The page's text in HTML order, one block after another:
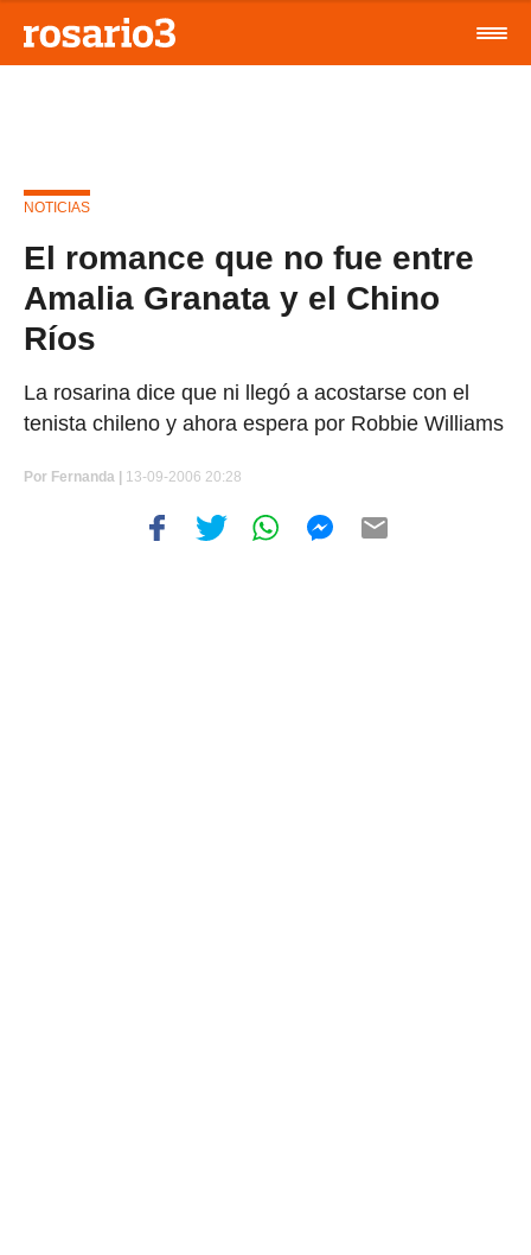
NOTICIAS
El romance que no fue entre
Amalia Granata y el Chino
Ríos
La rosarina dice que ni llegó a acostarse con el
tenista chileno y ahora espera por Robbie Williams
Por Fernanda | 13-09-2006 20:28